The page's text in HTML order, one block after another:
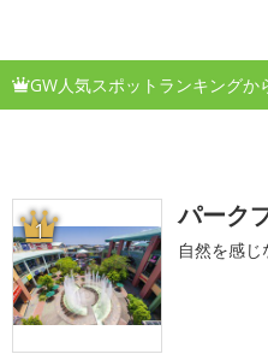
GW人気スポットランキングか
1 パーク
自然を感